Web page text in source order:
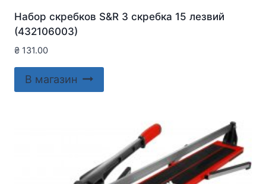
Набор скребков S&R 3 скребка 15 лезвий
(432106003)
₴ 131.00
В магазин